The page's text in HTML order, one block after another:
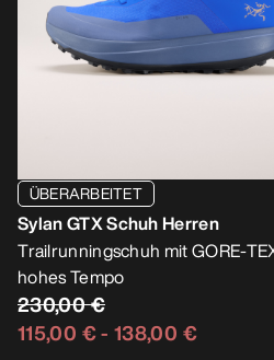
ÜBERARBEITET
Sylan GTX Schuh Herren
Trailrunningschuh mit GORE-
hohes Tempo
230,00 €
115,00 €- 138,00 €